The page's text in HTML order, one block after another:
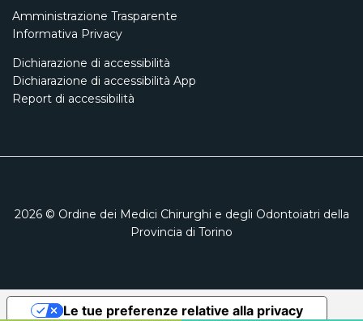
Amministrazione Trasparente
Informativa Privacy
Dichiarazione di accessibilità
Dichiarazione di accessibilità App
Report di accessibilità
2026© Ordine dei Medici Chirurghi e degli Odontoiatri della
Provincia di Torino
Le tue preferenze relative alla privacy